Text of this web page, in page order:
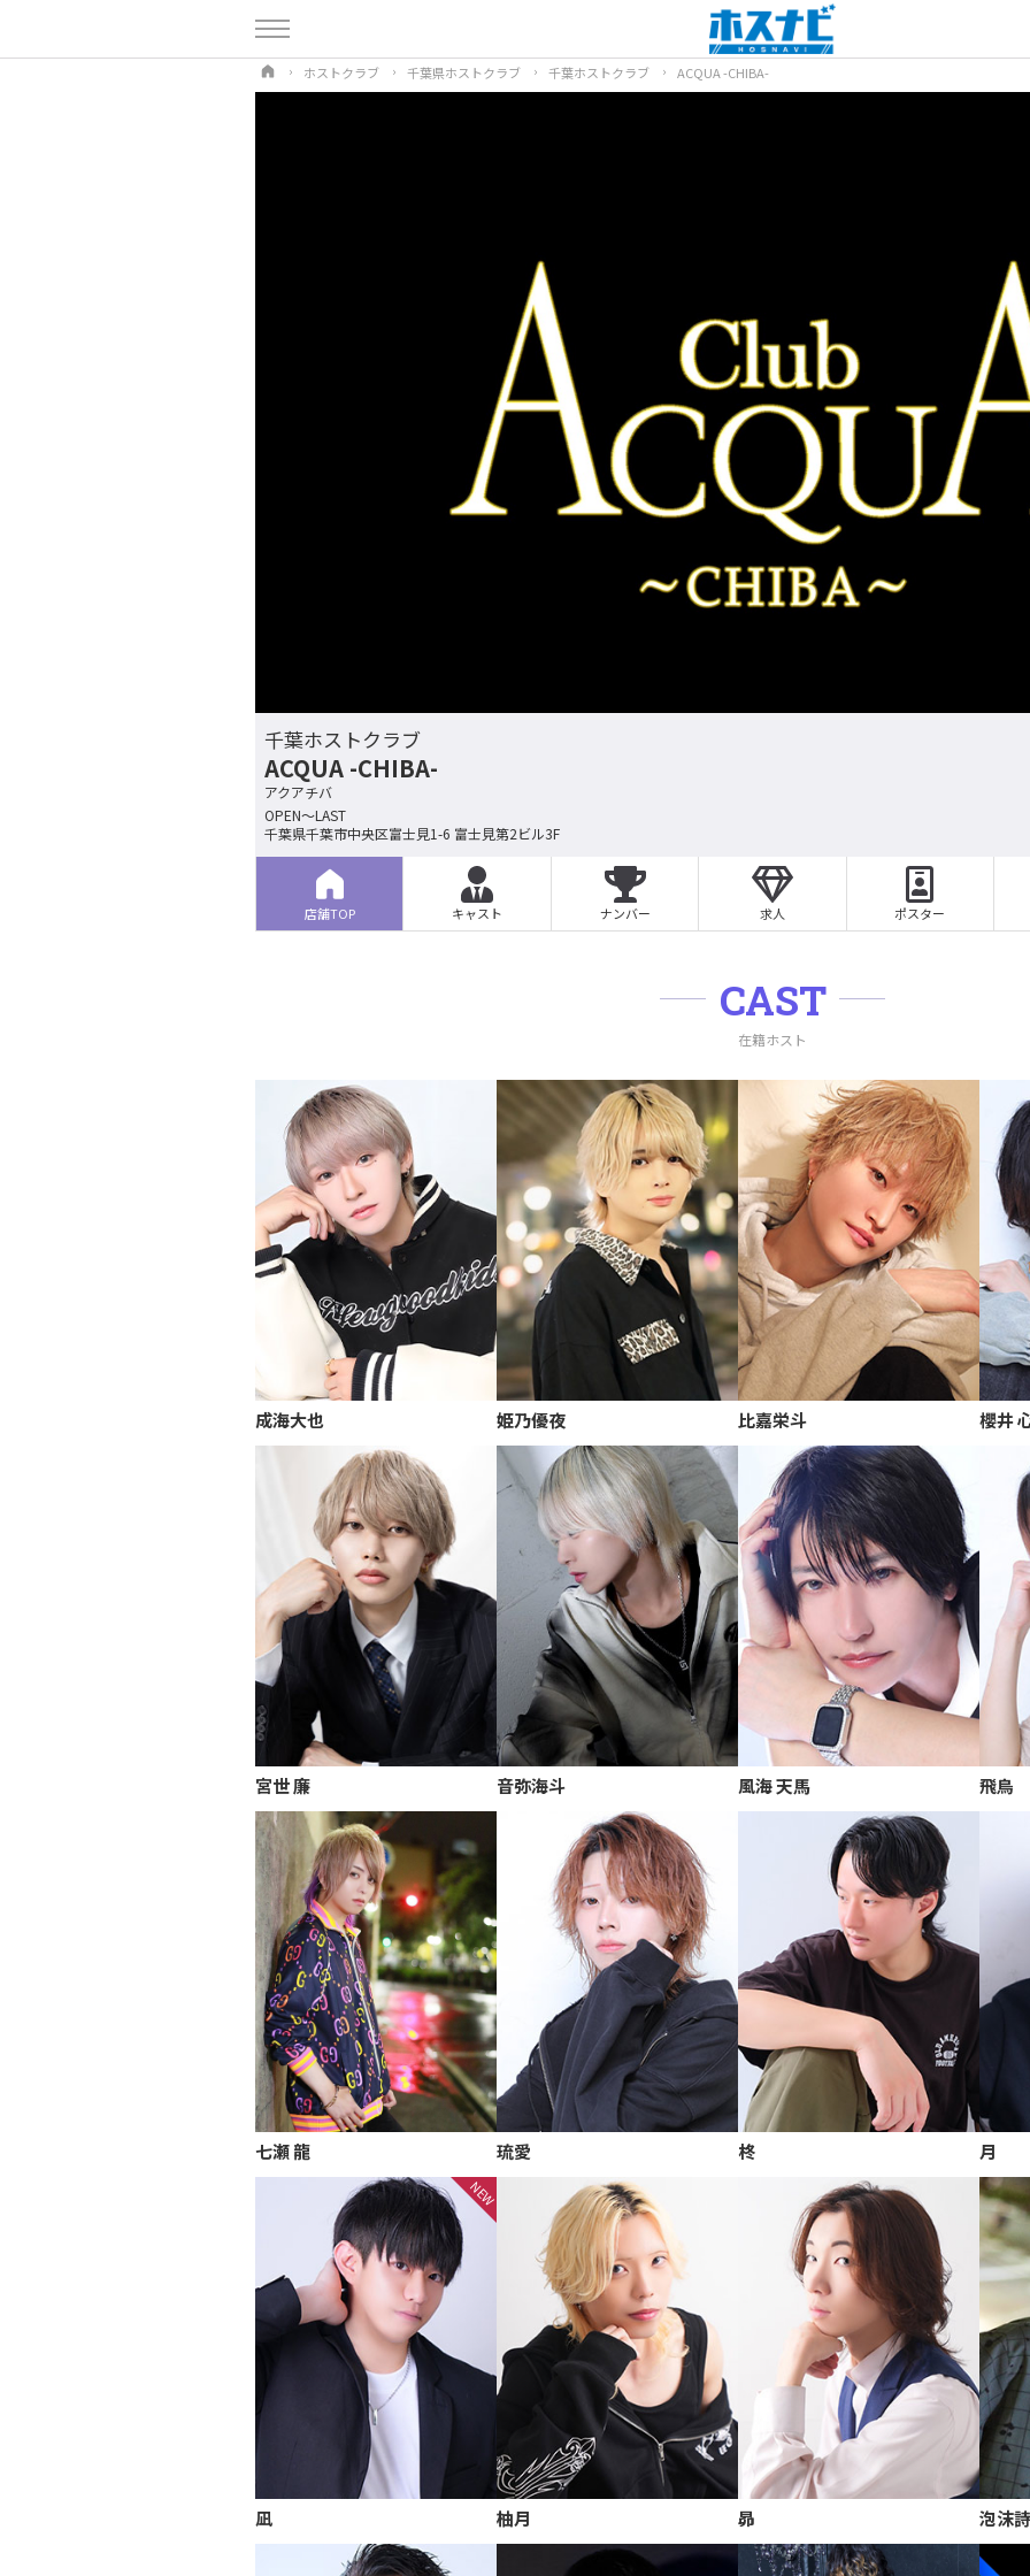
ホストクラブ 千葉県ホストクラブ 千葉ホストクラブ ACQUA -CHIBA-
千葉ホストクラブ
ACQUA -CHIBA-
アクアチバ
OPEN～LAST
千葉県千葉市中央区富士見1-6 富士見第2ビル3F
店舗TOP キャスト ナンバー 求人 ポスター
CAST
在籍ホスト
成海大也 姫乃優夜 比嘉栄斗 櫻井
宮世 廉 音弥海斗 風海 天馬 飛鳥
七瀬 龍 琉愛 柊 月
凪 柚月 昴 泡沫